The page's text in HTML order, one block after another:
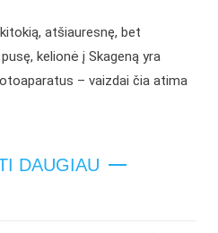
atšiauresnę, bet
kelionė į Skageną yra
– vaizdai čia atima
DAUGIAU